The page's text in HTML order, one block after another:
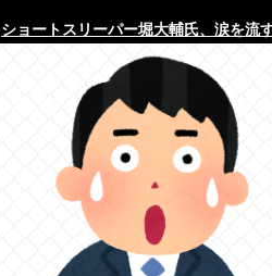
ショートスリーパー堀大輔氏、涙を流